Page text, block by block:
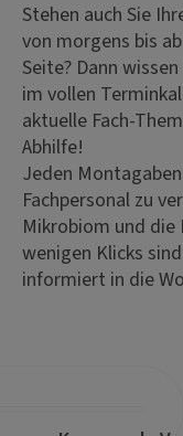
Stehen auch Sie
von morgens bis
Seite? Dann
im vollen
aktuelle Fach-
Abhilfe!
Jeden
Fachpersonal zu
Mikrobiom und
wenigen Klicks
informiert in die